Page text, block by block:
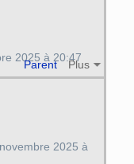
Parent Plus
2025 à 20:47
2025 à